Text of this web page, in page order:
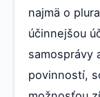
najmä o
účinnejšou
samosprávy
povinností,